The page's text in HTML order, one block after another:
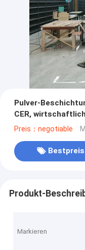
Pulver-
CER,
beansprucht die
Preis：negotiable
Bestpreis
Produkt-
Markieren